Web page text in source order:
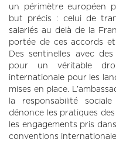
un périmètre européen
but précis : celui de
salariés au delà de la
portée de ces accords
Des sentinelles avec
pour un véritable
internationale pour les
mises en place.
la responsabilité
dénonce les pratiques
les engagements pris
conventions